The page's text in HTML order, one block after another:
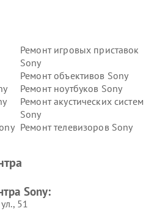
Ремонт игровых приставок
Sony
Ремонт объективов Sony
Ремонт ноутбуков Sony
Ремонт акустических систем
Sony
Ремонт телевизоров Sony
Sony:
51